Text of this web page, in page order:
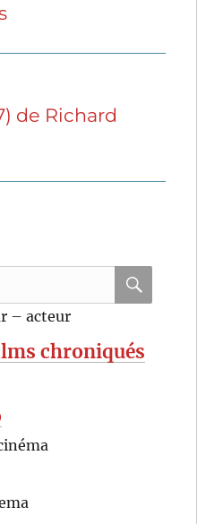
de Richard
– acteur
chroniqués